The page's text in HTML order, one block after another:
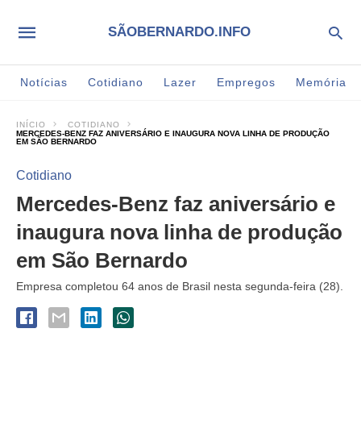
SÃOBERNARDO.INFO
Notícias Cotidiano Lazer Empregos Memória
INÍCIO
COTIDIANO
MERCEDES-BENZ FAZ ANIVERSÁRIO E INAUGURA NOVA LINHA DE PRODUÇÃO
EM SÃO BERNARDO
Cotidiano
Mercedes-Benz faz aniversário e
inaugura nova linha de produção
em São Bernardo
Empresa completou 64 anos de Brasil nesta segunda-feira (28).